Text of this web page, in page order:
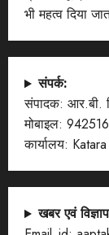
भी महत्व दिया
संपर्क:
संपादक: आर.बी.
मोबाइल:
कार्यालय:
खबर एवं